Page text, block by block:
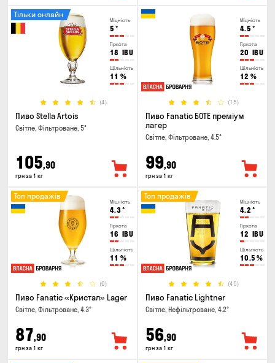
Міцність
5 °
Гіркота
18 IBU
Щільність
11 %
(4)
Тільки онлайн
Пиво Stella Artois
Світле, Фільтроване, 5°
105,90
грн за 1 кг
Міцність
4.5 °
Гіркота
20 IBU
Щільність
12 %
(15)
Пиво Fanatic БОТЕ преміум
лагер
Світле, Фільтроване, 4.5°
99,90
грн за 1 кг
Міцність
4.3°
Гіркота
16 IBU
Щільність
11 %
(6)
Топ продажів
Пиво Fanatic «Кристал» Lager
Світле, Фільтроване, 4.3°
87,90
грн за 1 кг
Міцність
4.2 °
Гіркота
12 IBU
Щільність
10.5 %
(45)
Топ продажів
Пиво Fanatic Lightner
Світле, Нефільтроване, 4.2°
56,90
грн за 1 кг